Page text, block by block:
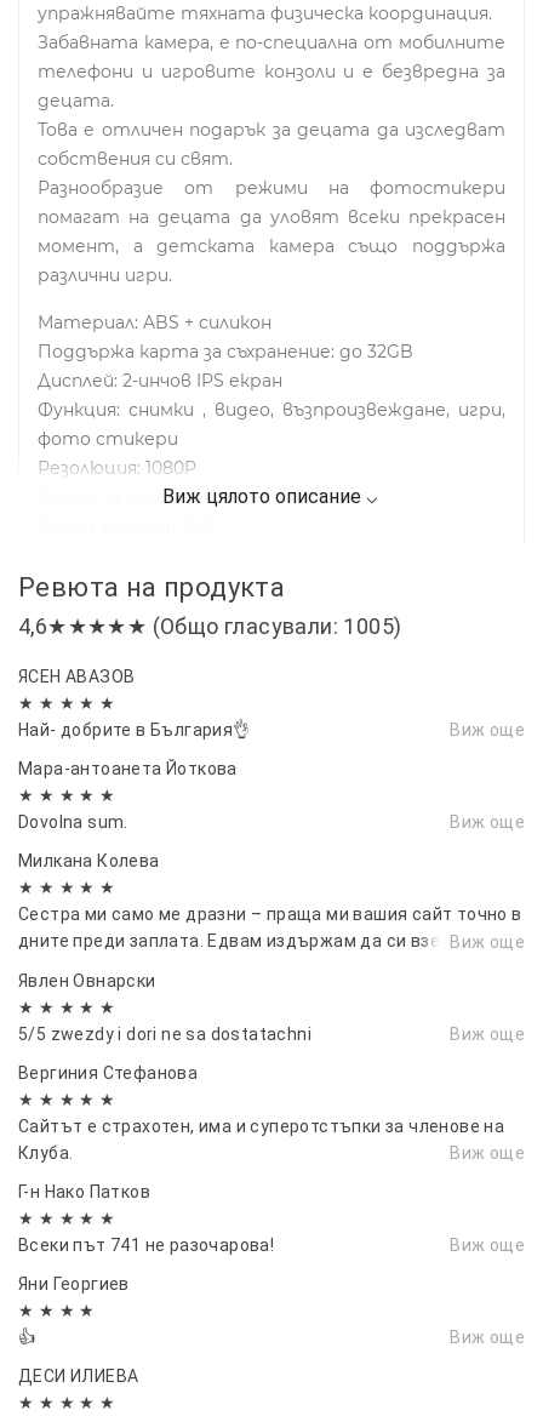
упражнявайте тяхната физическа координация.
Забавната камера, е по-специална от мобилните
телефони и игровите конзоли и е безвредна за
децата.
Това е отличен подарък за децата да изследват
собствения си свят.
Разнообразие от режими на фотостикери
помагат на децата да уловят всеки прекрасен
момент, а детската камера също поддържа
различни игри.
Материал: ABS + силикон
Поддържа карта за съхранение: до 32GB
Дисплей: 2-инчов IPS екран
Функция: снимки , видео, възпроизвеждане, игри,
фото стикери
Резолюция: 1080P
Време за зареждане: 3 часа
Живот на батерията: 2ч
Напрежение за зареждане: DC 5V
1 х детска камера
1 х ръководство
1 х връзка за врат
Ревюта на продукта
4,6★★★★★ (Общо гласували: 1005)
ЯСЕН АВАЗОВ
★ ★ ★ ★ ★
Най- добрите в България👌
Виж още
Мара-антоанета Йоткова
★ ★ ★ ★ ★
Dovolna sum.
Виж още
Милкана Колева
★ ★ ★ ★ ★
Сестра ми само ме дразни – праща ми вашия сайт точно в
дните преди заплата. Едвам издържам да си вземаВиж още
Явлен Овнарски
★ ★ ★ ★ ★
5/5 zwezdy i dori ne sa dostatachni
Виж още
Вергиния Стефанова
★ ★ ★ ★ ★
Сайтът е страхотен, има и суперотстъпки за членове на
Клуба.
Виж още
Г-н Нако Патков
★ ★ ★ ★ ★
Всеки път 741 не разочарова!
Виж още
Яни Георгиев
★ ★ ★ ★
👍
Виж още
ДЕСИ ИЛИЕВА
★ ★ ★ ★ ★